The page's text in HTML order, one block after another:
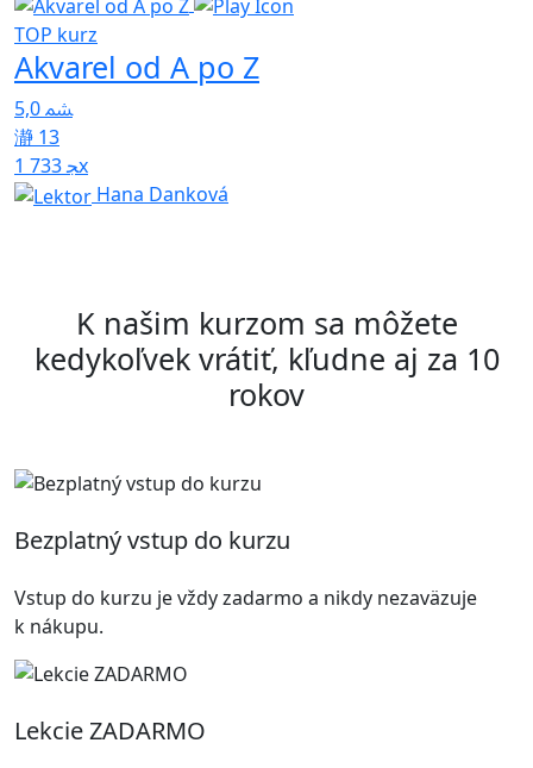
TOP kurz
Akvarel od A po Z
5,0
13
1 733x
Hana Danková
K našim kurzom sa môžete
kedykoľvek vrátiť, kľudne aj za 10
rokov
Bezplatný vstup do kurzu
Vstup do kurzu je vždy zadarmo a nikdy nezaväzuje
k nákupu.
Lekcie ZADARMO